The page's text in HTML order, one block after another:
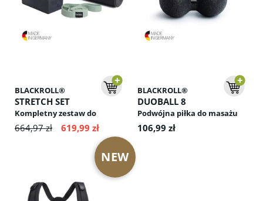
BLACKROLL®
STRETCH SET
Kompletny zestaw do
stretchingu, który pomaga
poprawić elastyczność
regenerację po treningu.
664,97 zł 619,99 zł
BLACKROLL®
DUOBALL 8
Podwójna piłka do masażu
na ból pleców karku szyi
106,99 zł
NEW